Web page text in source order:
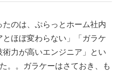
のは、ぷらっとホーム社内
ほぼ変わらない」「ガラケ
力が高いエンジニア」とい
。。ガラケーはさておき、も